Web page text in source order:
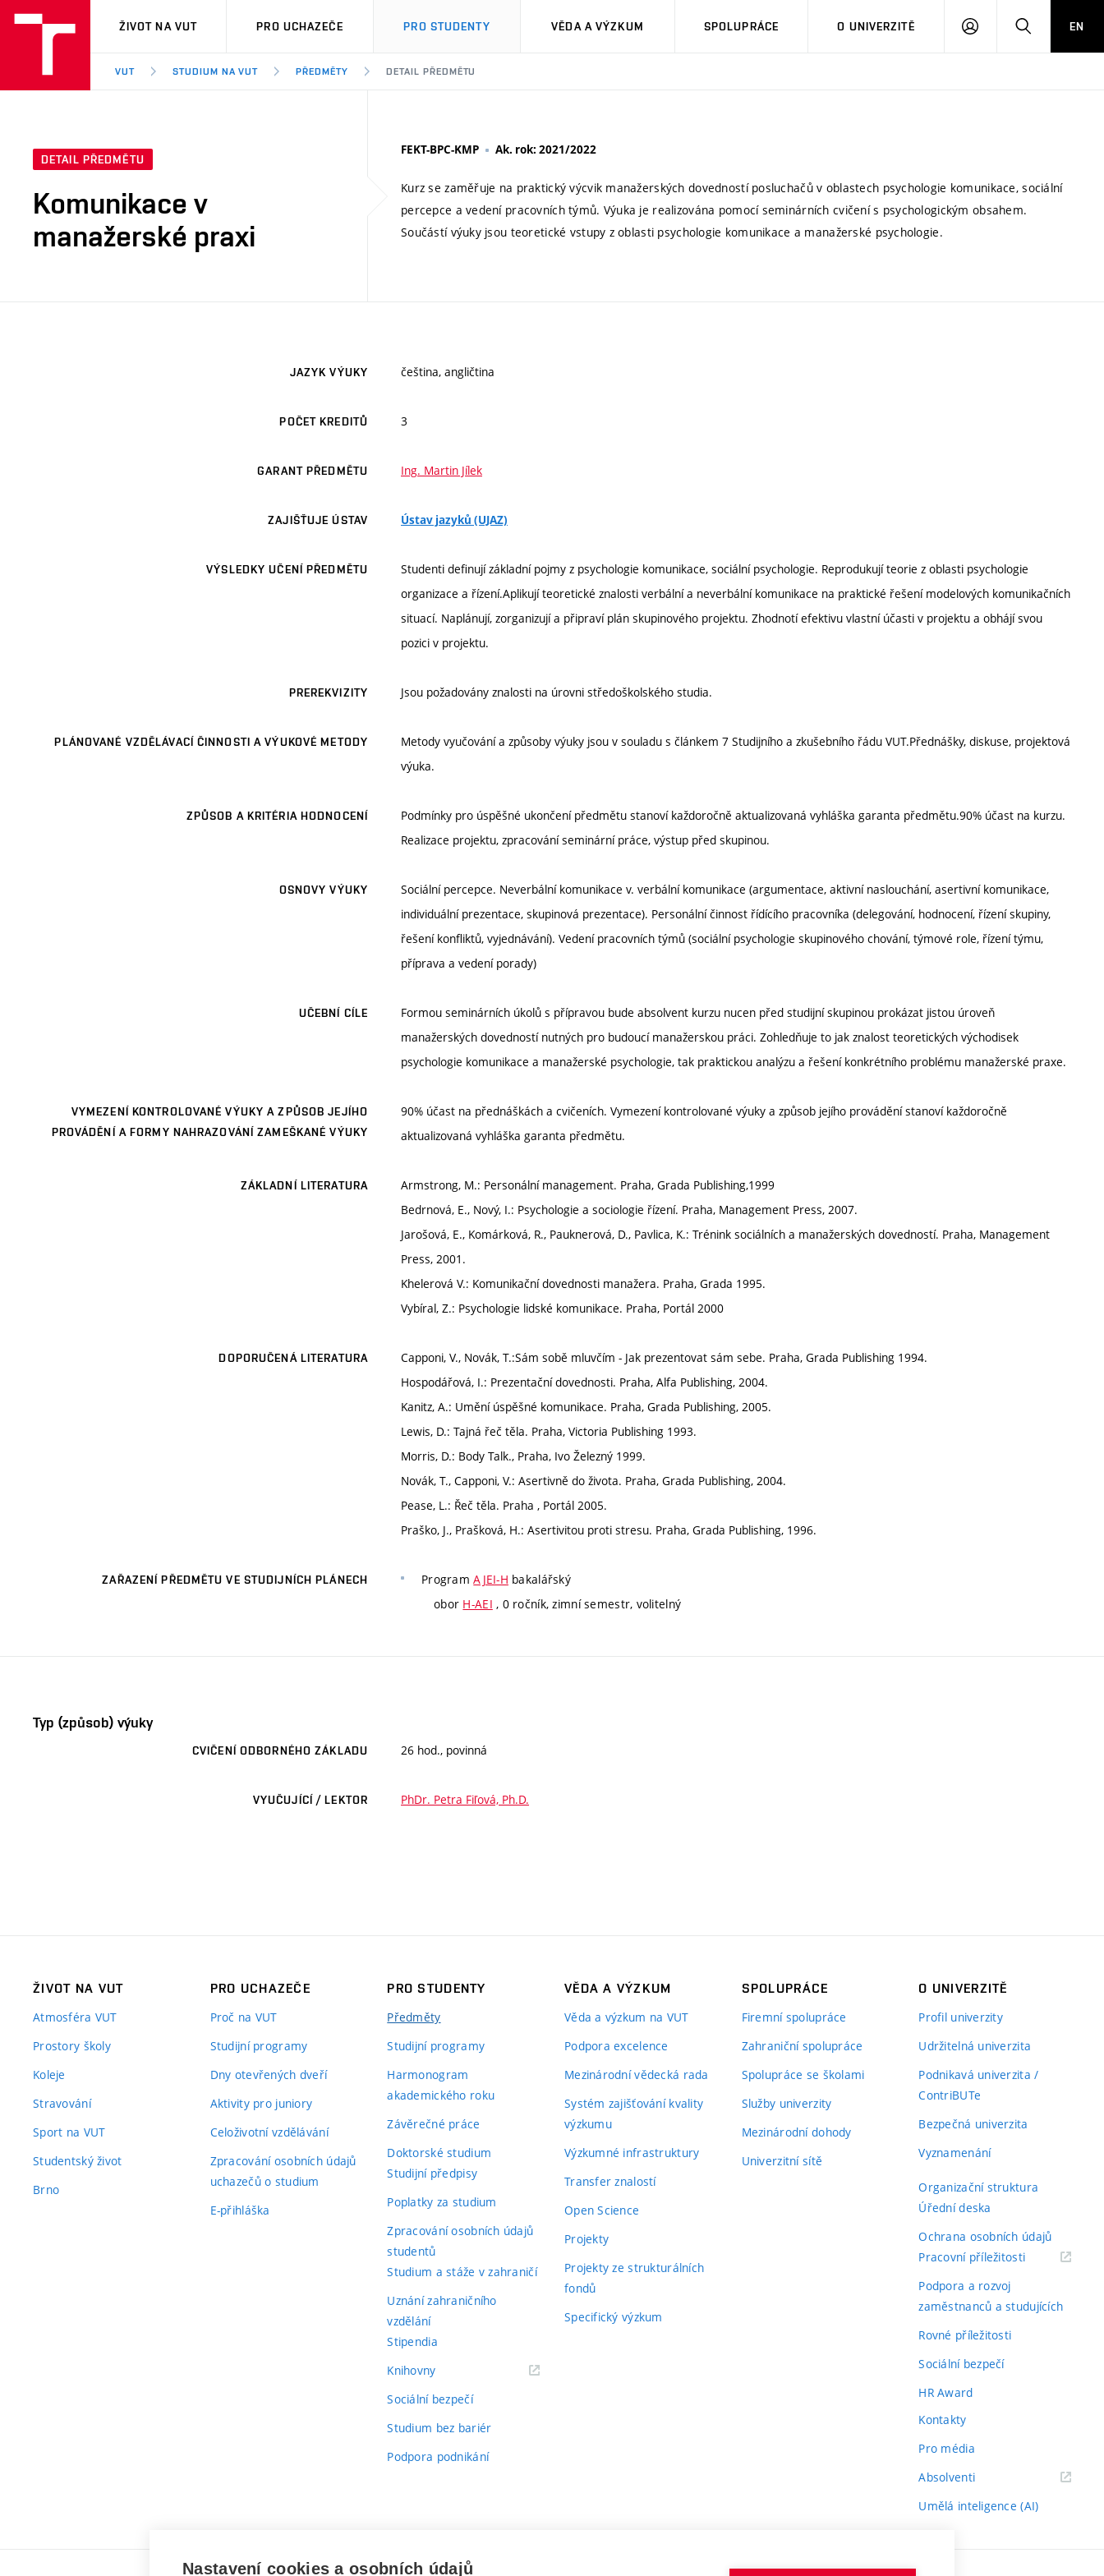
VUT
ŽIVOT NA VUT PRO UCHAZEČE PRO STUDENTY VĚDA A VÝZKUM SPOLUPRÁCE O UNIVERZITĚ
PŘIHLÁSIT HLEDATEN
VUT STUDIUM NA VUT PŘEDMĚTY DETAIL PŘEDMĚTU
DETAIL PŘEDMĚTU
Komunikace v
manažerské praxi
FEKT-BPC-KMP Ak. rok: 2021/2022
Kurz se zaměřuje na praktický výcvik manažerských dovedností posluchačů v oblastech psychologie komunikace, sociální
percepce a vedení pracovních týmů. Výuka je realizována pomocí seminárních cvičení s psychologickým obsahem.
Součástí výuky jsou teoretické vstupy z oblasti psychologie komunikace a manažerské psychologie.
JAZYK VÝUKY čeština, angličtina
POČET KREDITŮ 3
GARANT PŘEDMĚTU Ing. Martin Jílek
ZAJIŠŤUJE ÚSTAV Ústav jazyků (UJAZ)
VÝSLEDKY UČENÍ PŘEDMĚTU
Studenti definují základní pojmy z psychologie komunikace, sociální psychologie. Reprodukují teorie z oblasti psychologie
organizace a řízení.Aplikují teoretické znalosti verbální a neverbální komunikace na praktické řešení modelových komunikačních
situací. Naplánují, zorganizují a připraví plán skupinového projektu. Zhodnotí efektivu vlastní účasti v projektu a obhájí svou
pozici v projektu.
PREREKVIZITY Jsou požadovány znalosti na úrovni středoškolského studia.
PLÁNOVANÉ VZDĚLÁVACÍ ČINNOSTI A VÝUKOVÉ METODY
Metody vyučování a způsoby výuky jsou v souladu s článkem 7 Studijního a zkušebního řádu VUT.Přednášky, diskuse, projektová
výuka.
ZPŮSOB A KRITÉRIA HODNOCENÍ
Podmínky pro úspěšné ukončení předmětu stanoví každoročně aktualizovaná vyhláška garanta předmětu.90% účast na kurzu.
Realizace projektu, zpracování seminární práce, výstup před skupinou.
OSNOVY VÝUKY
Sociální percepce. Neverbální komunikace v. verbální komunikace (argumentace, aktivní naslouchání, asertivní komunikace,
individuální prezentace, skupinová prezentace). Personální činnost řídícího pracovníka (delegování, hodnocení, řízení skupiny,
řešení konfliktů, vyjednávání). Vedení pracovních týmů (sociální psychologie skupinového chování, týmové role, řízení týmu,
příprava a vedení porady)
UČEBNÍ CÍLE
Formou seminárních úkolů s přípravou bude absolvent kurzu nucen před studijní skupinou prokázat jistou úroveň
manažerských dovedností nutných pro budoucí manažerskou práci. Zohledňuje to jak znalost teoretických východisek
psychologie komunikace a manažerské psychologie, tak praktickou analýzu a řešení konkrétního problému manažerské praxe.
VYMEZENÍ KONTROLOVANÉ VÝUKY A ZPŮSOB JEJÍHO
PROVÁDĚNÍ A FORMY NAHRAZOVÁNÍ ZAMEŠKANÉ VÝUKY
90% účast na přednáškách a cvičeních. Vymezení kontrolované výuky a způsob jejího provádění stanoví každoročně
aktualizovaná vyhláška garanta předmětu.
ZÁKLADNÍ LITERATURA
Armstrong, M.: Personální management. Praha, Grada Publishing,1999
Bedrnová, E., Nový, I.: Psychologie a sociologie řízení. Praha, Management Press, 2007.
Jarošová, E., Komárková, R., Pauknerová, D., Pavlica, K.: Trénink sociálních a manažerských dovedností. Praha, Management
Press, 2001.
Khelerová V.: Komunikační dovednosti manažera. Praha, Grada 1995.
Vybíral, Z.: Psychologie lidské komunikace. Praha, Portál 2000
DOPORUČENÁ LITERATURA
Capponi, V., Novák, T.:Sám sobě mluvčím - Jak prezentovat sám sebe. Praha, Grada Publishing 1994.
Hospodářová, I.: Prezentační dovednosti. Praha, Alfa Publishing, 2004.
Kanitz, A.: Umění úspěšné komunikace. Praha, Grada Publishing, 2005.
Lewis, D.: Tajná řeč těla. Praha, Victoria Publishing 1993.
Morris, D.: Body Talk., Praha, Ivo Železný 1999.
Novák, T., Capponi, V.: Asertivně do života. Praha, Grada Publishing, 2004.
Pease, L.: Řeč těla. Praha , Portál 2005.
Praško, J., Prašková, H.: Asertivitou proti stresu. Praha, Grada Publishing, 1996.
ZAŘAZENÍ PŘEDMĚTU VE STUDIJNÍCH PLÁNECH ProgramAJEI-H bakalářský
obor H-AEI , 0 ročník, zimní semestr, volitelný
Typ (způsob) výuky
CVIČENÍ ODBORNÉHO ZÁKLADU 26 hod., povinná
VYUČUJÍCÍ / LEKTOR PhDr. Petra Fiľová, Ph.D.
ŽIVOT NA VUT
Atmosféra VUT
Prostory školy
Koleje
Stravování
Sport na VUT
Studentský život
Brno
PRO UCHAZEČE
Proč na VUT
Studijní programy
Dny otevřených dveří
Aktivity pro juniory
Celoživotní vzdělávání
Zpracování osobních údajů
uchazečů o studium
E-přihláška
PRO STUDENTY
Předměty
Studijní programy
Harmonogram
akademického roku
Závěrečné práce
Doktorské studium
Studijní předpisy
Poplatky za studium
Zpracování osobních údajů
studentů
Studium a stáže v zahraničí
Uznání zahraničního
vzdělání
Stipendia
Knihovny(externí
Sociální bezpečí
Studium bez bariér
Podpora podnikání
VĚDA A VÝZKUM
Věda a výzkum na VUT
Podpora excelence
Mezinárodní vědecká rada
Systém zajišťování kvality
výzkumu
Výzkumné infrastruktury
Transfer znalostí
Open Science
Projekty
Projekty ze strukturálních
fondů
Specifický výzkum
SPOLUPRÁCE
Firemní spolupráce
Zahraniční spolupráce
Spolupráce se školami
Služby univerzity
Mezinárodní dohody
Univerzitní sítě
O UNIVERZITĚ
Profil univerzity
Udržitelná univerzita
Podnikavá univerzita /
ContriBUTe
Bezpečná univerzita
Vyznamenání
Organizační struktura
Úřední deska
Ochrana osobních údajů
Pracovní příležitosti(externí
Podpora a rozvoj
zaměstnanců a studujících
Rovné příležitosti
Sociální bezpečí
HR Award
Kontakty
Pro média
Absolventi(externí
Umělá inteligence (AI)
Nastavení cookies a osobních údajů